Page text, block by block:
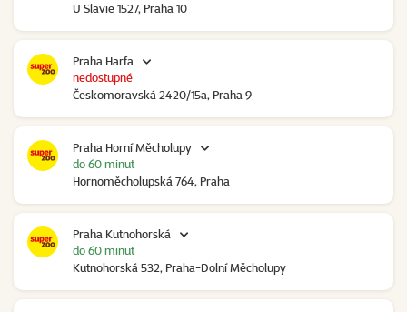
U Slavie 1527, Praha 10
Praha Harfa
Českomoravská 2420/15a, Praha 9
nedostupné
Praha Horní Měcholupy
Hornoměcholupská 764, Praha
do 60 minut
Praha Kutnohorská
Kutnohorská 532, Praha-Dolní Měcholupy
do 60 minut